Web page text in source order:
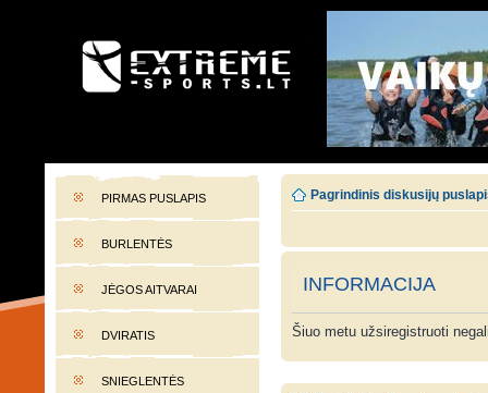
EXTREME-SPORTS.LT
PIRMAS PUSLAPIS
BURLENTĖS
JĖGOS AITVARAI
DVIRATIS
SNIEGLENTĖS
Pagrindinis diskusijų
INFORMACIJA
Šiuo metu užsiregistruoti